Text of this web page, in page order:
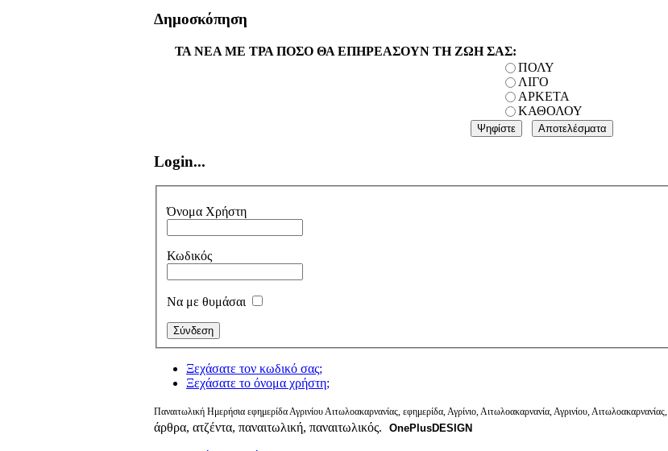
Δημοσκόπηση
ΤΑ ΝΕΑ ΜΕ ΤΡΑ ΠΟΣΟ ΘΑ ΕΠΗΡΕΑΣΟΥΝ ΤΗ ΖΩΗ ΣΑΣ:
ΠΟΛΥ
ΛΙΓΟ
ΑΡΚΕΤΑ
ΚΑΘΟΛΟΥ
Login...
Όνομα Χρήστη
Κωδικός
Να με θυμάσαι
Ξεχάσατε τον κωδικό σας;
Ξεχάσατε το όνομα χρήστη;
Παναιτωλική Ημερήσια εφημερίδα Αγρινίου Αιτωλοακαρνανίας, εφημερίδα, Αγρίνιο, Αιτωλοακαρνανία, Αγρινίου, Αιτωλοακαρνανίας,
άρθρα, ατζέντα, παναιτωλική, παναιτωλικός.
OnePlusDESIGN